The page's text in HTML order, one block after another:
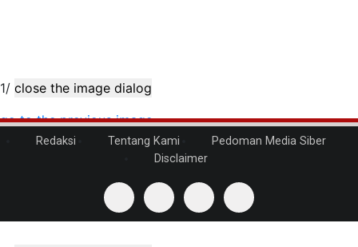
Redaksi Tentang Kami
Pedoman Media Siber
Disclaimer
1/ close the image dialog
go to the previous image
go to the next image
go to the previous image
go to the next image